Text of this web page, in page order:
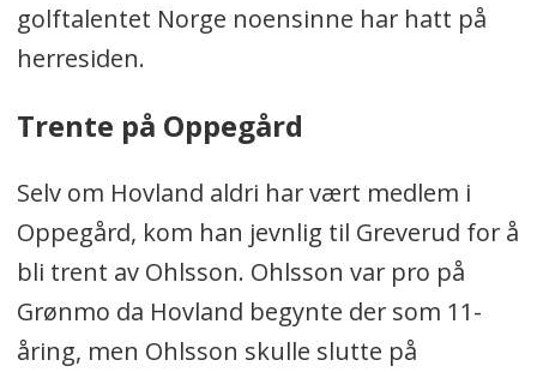
golftalentet Norge noensinne har hatt på
herresiden.
Trente på Oppegård
Selv om Hovland aldri har vært medlem i
Oppegård, kom han jevnlig til Greverud for å
bli trent av Ohlsson. Ohlsson var pro på
Grønmo da Hovland begynte der som 11-
åring, men Ohlsson skulle slutte på